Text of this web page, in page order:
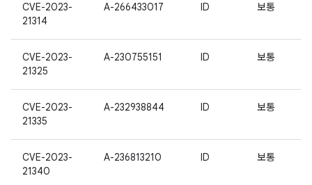
CVE-2023-
21314
A-266433017 ID 보통
CVE-2023-
21325
A-230755151 ID 보통
CVE-2023-
21335
A-232938844 ID 보통
CVE-2023-
21340
A-236813210 ID 보통